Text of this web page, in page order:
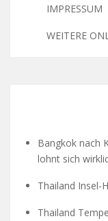
IMPRESSUM
WEITERE
Bangkok nach
lohnt sich
Thailand Insel-
Thailand